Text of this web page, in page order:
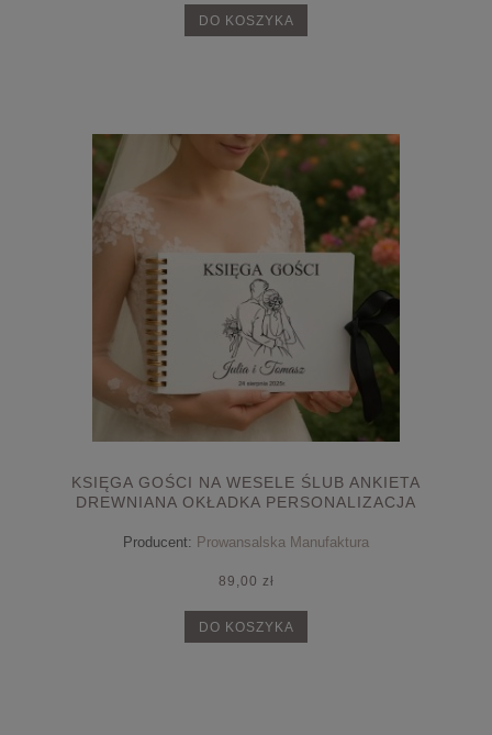
DO KOSZYKA
KSIĘGA GOŚCI NA WESELE ŚLUB ANKIETA
DREWNIANA OKŁADKA PERSONALIZACJA
Producent: Prowansalska Manufaktura
89,00 zł
DO KOSZYKA